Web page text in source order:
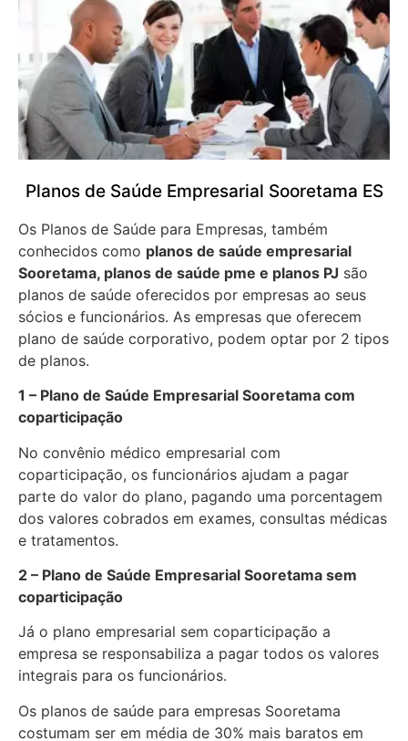
Planos de Saúde Empresarial Sooretama ES
Os Planos de Saúde para Empresas, também
conhecidos como planos de saúde empresarial
Sooretama, planos de saúde pme e planos PJ são
planos de saúde oferecidos por empresas ao seus
sócios e funcionários. As empresas que oferecem
plano de saúde corporativo, podem optar por 2 tipos
de planos.
1 – Plano de Saúde Empresarial Sooretama com
coparticipação
No convênio médico empresarial com
coparticipação, os funcionários ajudam a pagar
parte do valor do plano, pagando uma porcentagem
dos valores cobrados em exames, consultas médicas
e tratamentos.
2 – Plano de Saúde Empresarial Sooretama sem
coparticipação
Já o plano empresarial sem coparticipação a
empresa se responsabiliza a pagar todos os valores
integrais para os funcionários.
Os planos de saúde para empresas Sooretama
costumam ser em média de 30% mais baratos em